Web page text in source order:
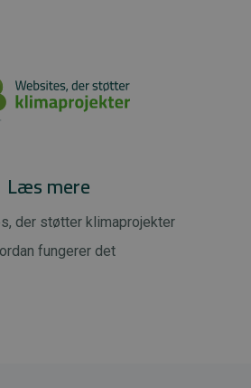
Læs mere
der støtter klimaprojekter
fungerer det